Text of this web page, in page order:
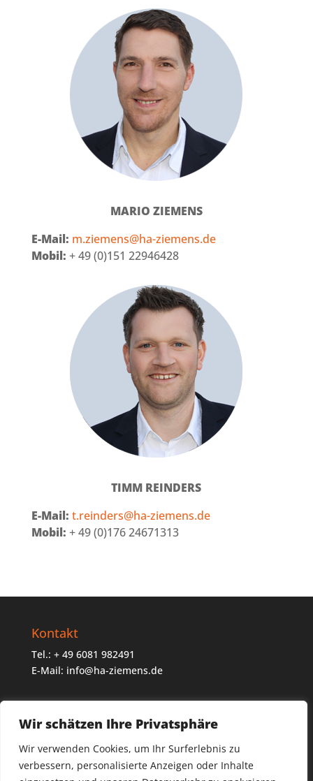
Wir schätzen Ihre Privatsphäre
Wir verwenden Cookies, um Ihr Surferlebnis zu
verbessern, personalisierte Anzeigen oder Inhalte
MARIO ZIEMENS
E-Mail: m.ziemens@ha-ziemens.de
Mobil: + 49 (0)151 22946428
TIMM REINDERS
E-Mail: t.reinders@ha-ziemens.de
Mobil: + 49 (0)176 24671313
Kontakt
Tel.: + 49 6081 982491
E-Mail: info@ha-ziemens.de
Vertriebsgebiet
Nielsen 3a